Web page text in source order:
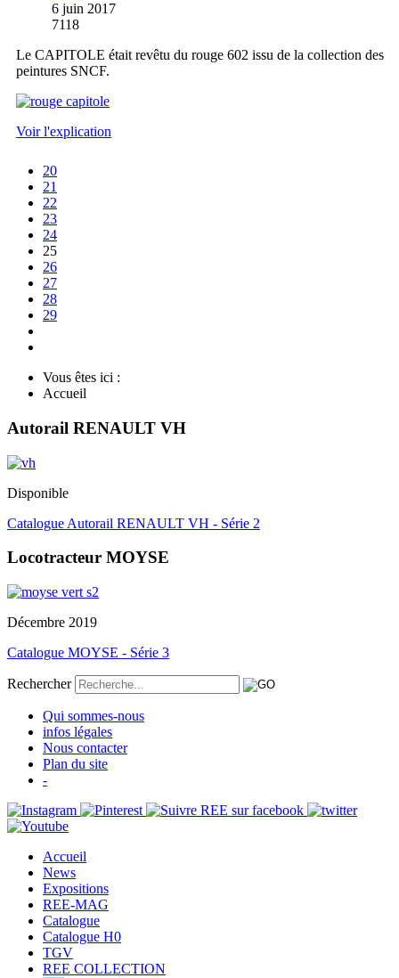
6 juin 2017
7118
Le CAPITOLE était revêtu du rouge 602 issu de la collection des
peintures SNCF.
Voir l'explication
20
21
22
23
24
25
26
27
28
29
Vous êtes ici :
Accueil
Autorail RENAULT VH
Disponible
Catalogue Autorail RENAULT VH - Série 2
Locotracteur MOYSE
Décembre 2019
Catalogue MOYSE - Série 3
Rechercher
Qui sommes-nous
infos légales
Nous contacter
Plan du site
-
Accueil
News
Expositions
REE-MAG
Catalogue
Catalogue H0
TGV
REE COLLECTION